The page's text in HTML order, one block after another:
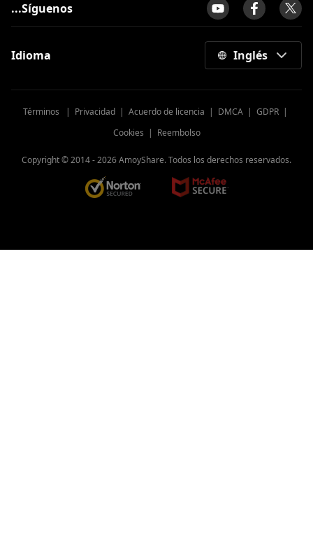
...Síguenos
Idioma Inglés
Términos | Privacidad | Acuerdo de licencia | DMCA | GDPR |
Cookies | Reembolso
Copyright © 2014 -2026AmoyShare. Todos los derechos reservados.